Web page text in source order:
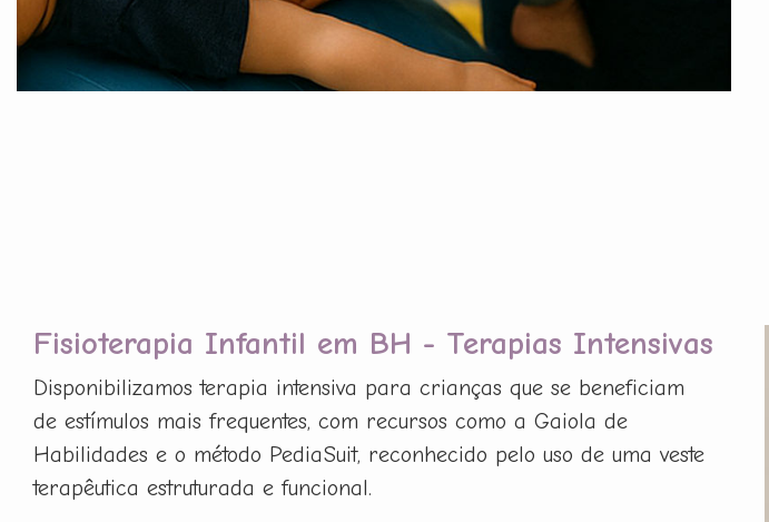
Fisioterapia Infantil em BH - Terapias Intensivas
Disponibilizamos terapia intensiva para crianças que se beneficiam
de estímulos mais frequentes, com recursos como a Gaiola de
Habilidades e o método PediaSuit, reconhecido pelo uso de uma veste
terapêutica estruturada e funcional.